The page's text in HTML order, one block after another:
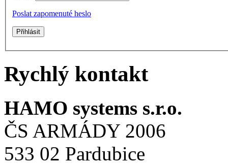
Poslat zapomenuté heslo
Rychlý kontakt
HAMO systems s.r.o.
ČS ARMÁDY 2006
533 02 Pardubice